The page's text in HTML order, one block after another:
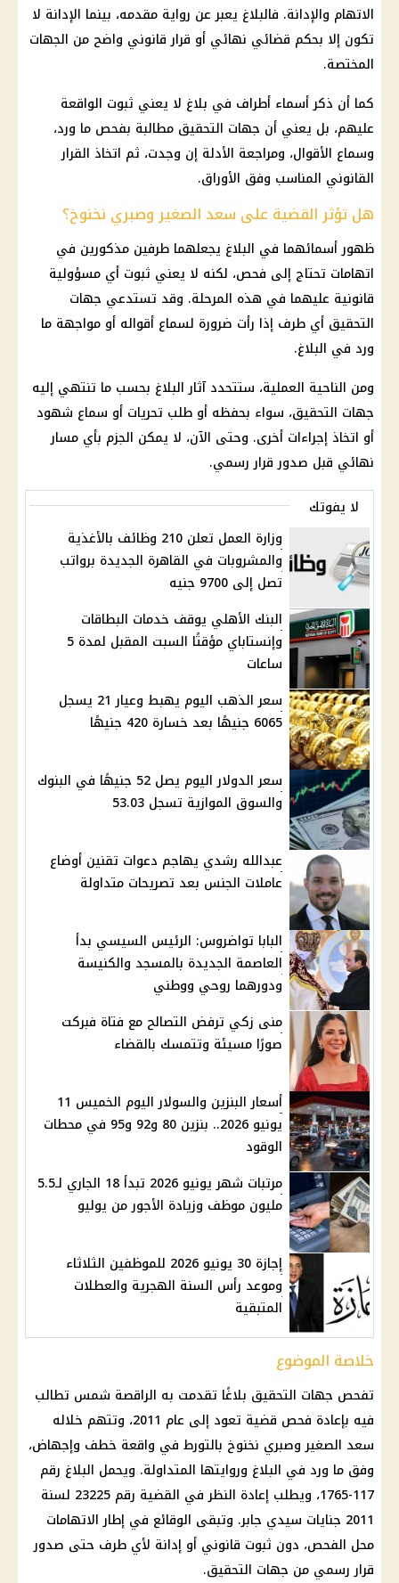
الاتهام والإدانة. فالبلاغ يعبر عن رواية مقدمه، بينما الإدانة لا
تكون إلا بحكم قضائي نهائي أو قرار قانوني واضح من الجهات
المختصة.
كما أن ذكر أسماء أطراف في بلاغ لا يعني ثبوت الواقعة
عليهم، بل يعني أن جهات التحقيق مطالبة بفحص ما ورد،
وسماع الأقوال، ومراجعة الأدلة إن وجدت، ثم اتخاذ القرار
القانوني المناسب وفق الأوراق.
هل تؤثر القضية على سعد الصغير وصبري نخنوخ؟
ظهور أسمائهما في البلاغ يجعلهما طرفين مذكورين في
اتهامات تحتاج إلى فحص، لكنه لا يعني ثبوت أي مسؤولية
قانونية عليهما في هذه المرحلة. وقد تستدعي جهات
التحقيق أي طرف إذا رأت ضرورة لسماع أقواله أو مواجهة ما
ورد في البلاغ.
ومن الناحية العملية، ستتحدد آثار البلاغ بحسب ما تنتهي إليه
جهات التحقيق، سواء بحفظه أو طلب تحريات أو سماع شهود
أو اتخاذ إجراءات أخرى. وحتى الآن، لا يمكن الجزم بأي مسار
نهائي قبل صدور قرار رسمي.
لا يفوتك
وزارة العمل تعلن 210 وظائف بالأغذية
والمشروبات في القاهرة الجديدة برواتب
تصل إلى 9700 جنيه
البنك الأهلي يوقف خدمات البطاقات
وإنستاباي مؤقتًا السبت المقبل لمدة 5
ساعات
سعر الذهب اليوم يهبط وعيار 21 يسجل
6065 جنيهًا بعد خسارة 420 جنيهًا
سعر الدولار اليوم يصل 52 جنيهًا في البنوك
والسوق الموازية تسجل 53.03
عبدالله رشدي يهاجم دعوات تقنين أوضاع
عاملات الجنس بعد تصريحات متداولة
البابا تواضروس: الرئيس السيسي بدأ
العاصمة الجديدة بالمسجد والكنيسة
ودورهما روحي ووطني
منى زكي ترفض التصالح مع فتاة فبركت
صورًا مسيئة وتتمسك بالقضاء
أسعار البنزين والسولار اليوم الخميس 11
يونيو 2026.. بنزين 80 و92 و95 في محطات
الوقود
مرتبات شهر يونيو 2026 تبدأ 18 الجاري لـ5.5
مليون موظف وزيادة الأجور من يوليو
إجازة 30 يونيو 2026 للموظفين الثلاثاء
وموعد رأس السنة الهجرية والعطلات
المتبقية
خلاصة الموضوع
تفحص جهات التحقيق بلاغًا تقدمت به الراقصة شمس تطالب
فيه بإعادة فحص قضية تعود إلى عام 2011، وتتهم خلاله
سعد الصغير وصبري نخنوخ بالتورط في واقعة خطف وإجهاض،
وفق ما ورد في البلاغ وروايتها المتداولة. ويحمل البلاغ رقم
117-1765، ويطلب إعادة النظر في القضية رقم 23225 لسنة
2011 جنايات سيدي جابر. وتبقى الوقائع في إطار الاتهامات
محل الفحص، دون ثبوت قانوني أو إدانة لأي طرف حتى صدور
قرار رسمي من جهات التحقيق.